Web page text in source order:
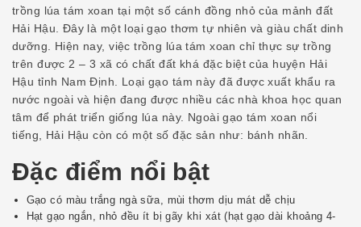
trồng lúa tám xoan tại một số cánh đồng nhỏ của mảnh đất
Hải Hậu. Đây là một loại gạo thơm tự nhiên và giàu chất dinh
dưỡng. Hiện nay, việc trồng lúa tám xoan chỉ thực sự trồng
trên được 2 – 3 xã có chất đất khá đặc biệt của huyện Hải
Hậu tỉnh Nam Định. Loại gạo tám này đã được xuất khẩu ra
nước ngoài và hiện đang được nhiều các nhà khoa học quan
tâm để phát triển giống lúa này. Ngoài gạo tám xoan nổi
tiếng, Hải Hậu còn có một số đặc sản như: bánh nhãn
Đặc điểm nổi bật
Gạo có màu trắng ngà sữa, mùi thơm dịu mát dễ chịu
Hạt gạo ngắn, nhỏ đều ít bị gãy khi xát (hạt gạo dài khoảng 4-